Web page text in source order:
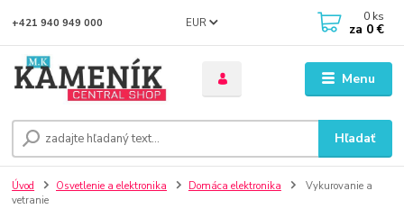
Menu
EUR
Hľadať
+421 940 949 000 0 ks
za 0 €
Úvod Osvetlenie a elektronika Domáca elektronika
Vykurovanie a
vetranie